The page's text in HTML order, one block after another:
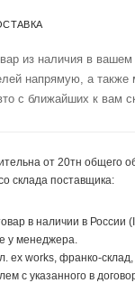
из наличия в
напрямую, а
с ближайших к вам
от 20тн общего
склада поставщика:
в наличии в России
у менеджера.
ex works, франко-
с указанного в